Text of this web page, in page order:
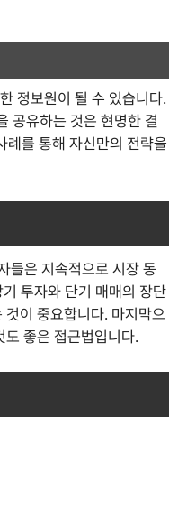
정보원이 될 수 있습니다.
공유하는 것은 현명한 결
를 통해 자신만의 전략을
들은 지속적으로 시장 동
투자와 단기 매매의 장단
이 중요합니다. 마지막으
좋은 접근법입니다.